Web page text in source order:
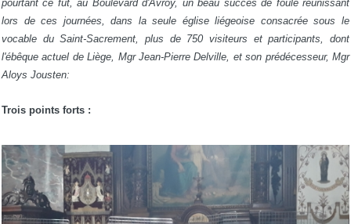
pourtant ce fut, au Boulevard d'Avroy, un beau succès de foule réunissant
lors de ces journées, dans la seule église liégeoise consacrée sous le
vocable du Saint-Sacrement, plus de 750 visiteurs et participants, dont
l'ébêque actuel de Liège, Mgr Jean-Pierre Delville, et son prédécesseur, Mgr
Aloys Jousten:
Trois points forts :